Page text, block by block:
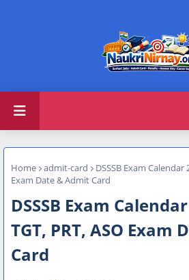
Home admit-card
DSSSB Exam Calendar
Exam Date & Admit Card
DSSSB Exam
TGT, PRT, ASO Exam
Card